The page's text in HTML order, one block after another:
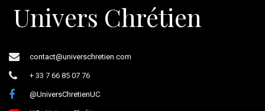
Univers Chrétien
contact@universchretien.com
+ 33 7 66 85 07 76
@UniversChretienUC